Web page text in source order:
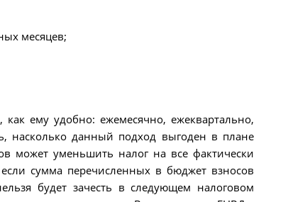
месяцев;
ему удобно: ежемесячно, ежеквартально,
насколько данный подход выгоден в плане
может уменьшить налог на все фактически
сумма перечисленных в бюджет взносов
будет зачесть в следующем налоговом